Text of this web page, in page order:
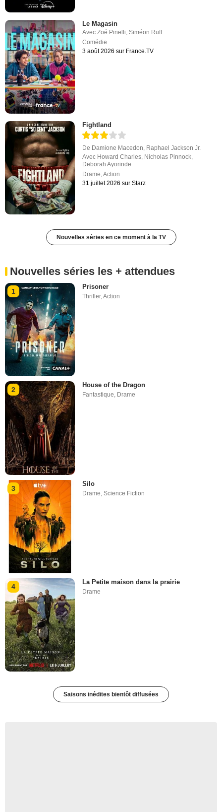
Le Magasin
AvecZoé Pinelli,Siméon Ruff
Comédie
3 août 2026 sur France.TV
Fightland
De Damione Macedon Raphael Jackson Jr.
Avec Howard Charles Nicholas Pinnock
Deborah Ayorinde
Drame ,Action
31 juillet 2026 sur Starz
Nouvelles séries en ce moment à la TV
Nouvelles séries les + attendues
1
Prisoner
Thriller,Action
2
House of the Dragon
Fantastique, Drame
3
Silo
Drame ,Science Fiction
4
La Petite maison dans la prairie
Drame
Saisons inédites bientôt diffusées